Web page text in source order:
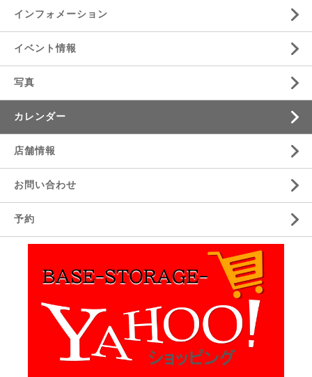
インフォメーション
イベント情報
写真
カレンダー
店舗情報
お問い合わせ
予約